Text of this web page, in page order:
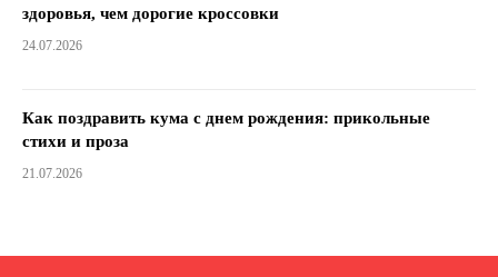
здоровья, чем дорогие кроссовки
24.07.2026
Как поздравить кума с днем ​​рождения: прикольные
стихи и проза
21.07.2026